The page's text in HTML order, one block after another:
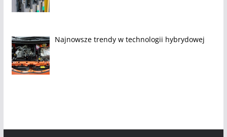
Najnowsze trendy w technologii hybrydowej